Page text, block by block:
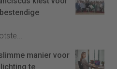
manier voor
te